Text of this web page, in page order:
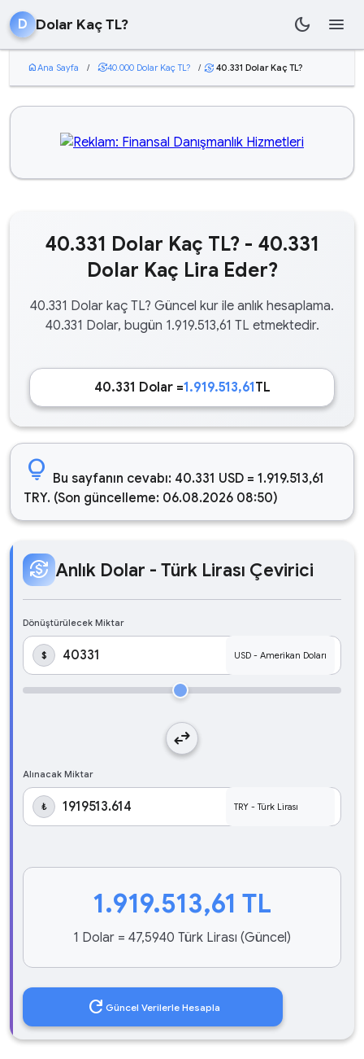
D Dolar Kaç TL? dark_mode menu
homeAna Sayfa / currency_exchange40.000 Dolar Kaç TL? / currency_exchange 40.331 Dolar Kaç TL?
40.331 Dolar Kaç TL? - 40.331
Dolar Kaç Lira Eder?
40.331 Dolar kaç TL? Güncel kur ile anlık hesaplama.
40.331 Dolar, bugün 1.919.513,61 TL etmektedir.
40.331 Dolar =1.919.513,61TL
lightbulb Bu sayfanın cevabı: 40.331 USD = 1.919.513,61
TRY. (Son güncelleme: 06.08.2026 08:50)
currency_exchange Anlık Dolar - Türk Lirası Çevirici
Dönüştürülecek Miktar
$
swap_horiz
Alınacak Miktar
₺
1.919.513,61 TL
1 Dolar = 47,5940 Türk Lirası (Güncel)
refresh Güncel Verilerle Hesapla